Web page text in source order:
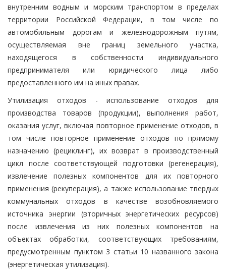
внутренним водным и морским транспортом в пределах
территории Российской Федерации, в том числе по
автомобильным дорогам и железнодорожным путям,
осуществляемая вне границ земельного участка,
находящегося в собственности индивидуального
предпринимателя или юридического лица либо
предоставленного им на иных правах.
Утилизация отходов - использование отходов для
производства товаров (продукции), выполнения работ,
оказания услуг, включая повторное применение отходов, в
том числе повторное применение отходов по прямому
назначению (рециклинг), их возврат в производственный
цикл после соответствующей подготовки (регенерация),
извлечение полезных компонентов для их повторного
применения (рекуперация), а также использование твердых
коммунальных отходов в качестве возобновляемого
источника энергии (вторичных энергетических ресурсов)
после извлечения из них полезных компонентов на
объектах обработки, соответствующих требованиям,
предусмотренным пунктом 3 статьи 10 названного закона
(энергетическая утилизация).